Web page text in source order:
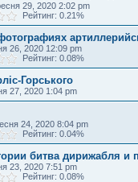
29, 2020 2:02 pm
Рейтинг: 0.21%
26, 2020 12:09 pm
Рейтинг: 0.08%
Горського
27, 2020 1:04 pm
24, 2020 8:04 pm
Рейтинг: 0.04%
битва дирижабля и
23, 2020 7:51 pm
Рейтинг: 0.08%